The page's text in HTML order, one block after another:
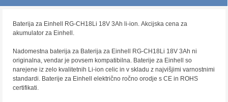
Baterija za Einhell RG-CH18Li 18V 3Ah li-ion. Akcijska cena za
akumulator za Einhell.
Nadomestna baterija za Baterija za Einhell RG-CH18Li 18V 3Ah ni
originalna, vendar je povsem kompatibilna. Baterije za Einhell so
narejene iz zelo kvalitetnih Li-ion celic in v skladu z najvišjimi varnostnimi
standardi. Baterije za Einhell električno ročno orodje s CE in ROHS
certifikati.